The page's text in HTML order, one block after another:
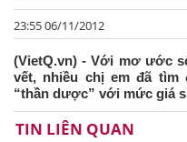
23:55 06/11/2012
(VietQ.vn) - Với mơ ước
vết, nhiều chị em đã tìm
“thần dược” với mức giá
TIN LIÊN QUAN